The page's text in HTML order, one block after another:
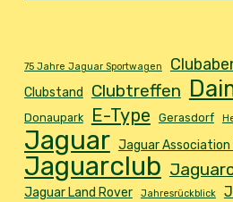
75 Jahre Jaguar Sportwagen
Clubstand Clubtreffen
Donaupark E-Type Gerasdorf
Jaguar Jaguar Association
Jaguarclub
Jaguar Land Rover Jahresrückblick